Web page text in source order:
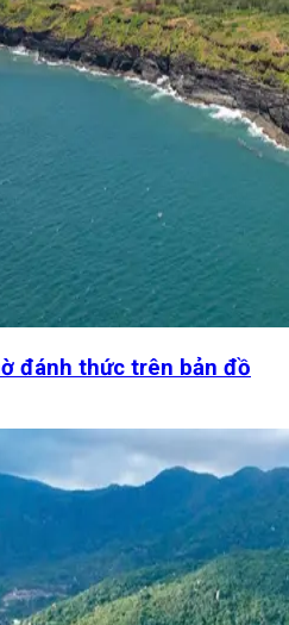
đánh thức trên bản đồ